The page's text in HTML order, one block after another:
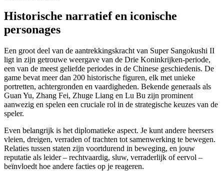
Historische narratief en iconische
personages
Een groot deel van de aantrekkingskracht van Super Sangokushi II
ligt in zijn getrouwe weergave van de Drie Koninkrijken-periode,
een van de meest geliefde periodes in de Chinese geschiedenis. De
game bevat meer dan 200 historische figuren, elk met unieke
portretten, achtergronden en vaardigheden. Bekende generaals als
Guan Yu, Zhang Fei, Zhuge Liang en Lu Bu zijn prominent
aanwezig en spelen een cruciale rol in de strategische keuzes van de
speler.
Even belangrijk is het diplomatieke aspect. Je kunt andere heersers
vleien, dreigen, verraden of trachten tot samenwerking te bewegen.
Relaties tussen staten zijn voortdurend in beweging, en jouw
reputatie als leider – rechtvaardig, sluw, verraderlijk of eervol –
beïnvloedt hoe andere facties op je reageren.